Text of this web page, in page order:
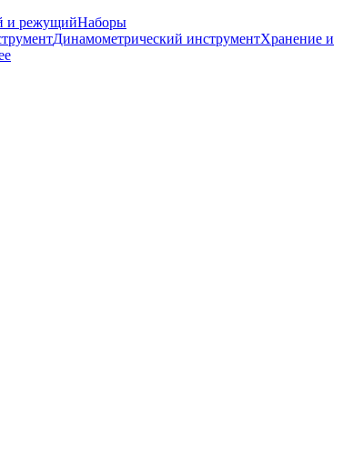
и режущийНаборы
Динамометрический инструментХранение и